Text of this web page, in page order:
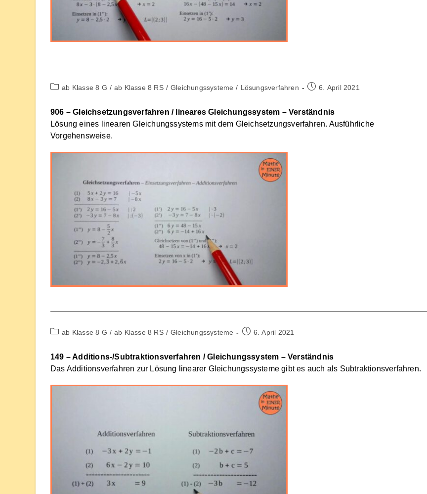
Beitrags-
ab Klasse 8 G / ab Klasse 8 RS / Gleichungssysteme / Lösungsverfahren
Beitrag6. April 2021
906 – Gleichsetzungsverfahren / lineares Gleichungssystem – Verständnis
Lösung eines linearen Gleichungssystems mit dem Gleichsetzungsverfahren. Ausführliche
Vorgehensweise.
Beitrags-
ab Klasse 8 G / ab Klasse 8 RS / Gleichungssysteme
Beitrag6. April 2021
149 – Additions-/Subtraktionsverfahren / Gleichungssystem – Verständnis
Das Additionsverfahren zur Lösung linearer Gleichungssysteme gibt es auch als Subtraktionsverfahren.